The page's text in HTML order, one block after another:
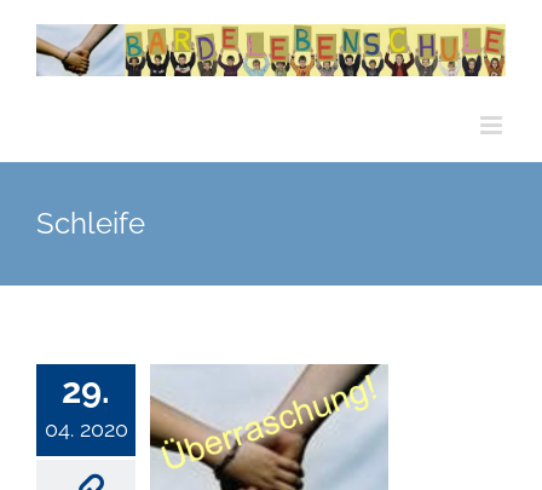
Zum
Inhalt
Schleife
29.
04. 2020
Überraschungstüte
vom 29.04.2020